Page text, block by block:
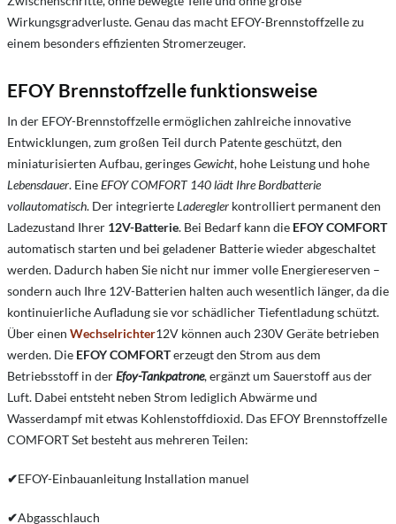
Wirkungsgradverluste. Genau das macht EFOY-Brennstoffzelle zu
einem besonders effizienten Stromerzeuger.
EFOY Brennstoffzelle funktionsweise
In der EFOY-Brennstoffzelle ermöglichen zahlreiche innovative
Entwicklungen, zum großen Teil durch Patente geschützt, den
miniaturisierten Aufbau, geringesGewicht, hohe Leistung und hohe
Lebensdauer. EineEFOY COMFORT 140 lädt Ihre Bordbatterie
vollautomatisch. Der integrierteLaderegler kontrolliert permanent den
Ladezustand Ihrer 12V-Batterie. Bei Bedarf kann die EFOY COMFORT
automatisch starten und bei geladener Batterie wieder abgeschaltet
werden. Dadurch haben Sie nicht nur immer volle Energiereserven –
sondern auch Ihre 12V-Batterien halten auch wesentlich länger, da die
kontinuierliche Aufladung sie vor schädlicher Tiefentladung schützt.
Über einen Wechselrichter12V können auch 230V Geräte betrieben
werden. Die EFOY COMFORTerzeugt den Strom aus dem
Betriebsstoff in derEfoy-Tankpatrone, ergänzt um Sauerstoff aus der
Luft. Dabei entsteht neben Strom lediglich Abwärme und
Wasserdampf mit etwas Kohlenstoffdioxid. Das EFOY Brennstoffzelle
COMFORT Set besteht aus mehreren Teilen:
✔EFOY-Einbauanleitung Installation manuel
✔Abgasschlauch